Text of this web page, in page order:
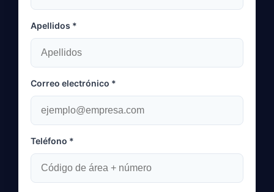
Apellidos *
Correo electrónico *
Teléfono *